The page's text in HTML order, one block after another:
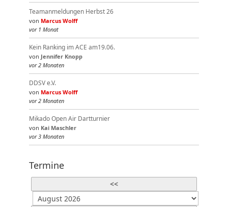
Teamanmeldungen Herbst 26
von Marcus Wolff
vor 1 Monat
Kein Ranking im ACE am19.06.
von Jennifer Knopp
vor 2 Monaten
DDSV e.V.
von Marcus Wolff
vor 2 Monaten
Mikado Open Air Dartturnier
von Kai Maschler
vor 3 Monaten
Termine
<<